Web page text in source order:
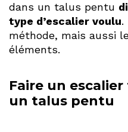
dans un talus pentu
type d’escalier voulu.
méthode, mais aussi
éléments.
Faire un
un talus pentu